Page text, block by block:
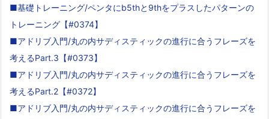
■基礎トレーニング/ペンタにb5thと9thをプラスしたパターンの
トレーニング【#0374】
■アドリブ入門/丸の内サディスティックの進行に合うフレーズを
考えるPart.3【#0373】
■アドリブ入門/丸の内サディスティックの進行に合うフレーズを
考えるPart.2【#0372】
■アドリブ入門/丸の内サディスティックの進行に合うフレーズを